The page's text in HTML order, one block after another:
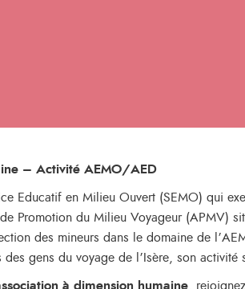
– Activité AEMO/AED
Educatif en Milieu Ouvert (SEMO) qui
Promotion du Milieu Voyageur (APMV)
des mineurs dans le domaine de
gens du voyage de l’Isère, son activité
à dimension humaine ,